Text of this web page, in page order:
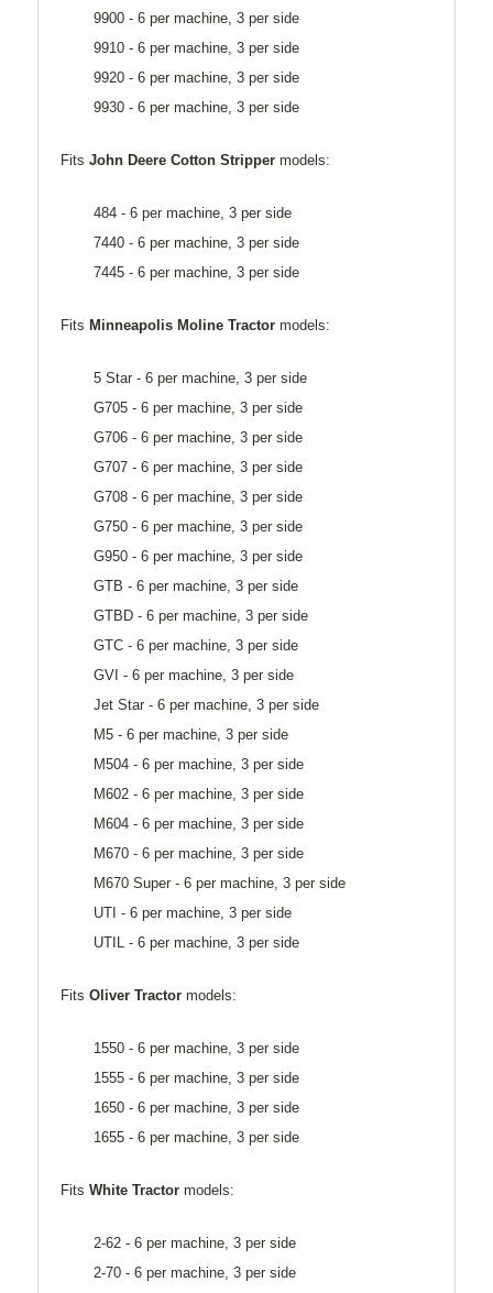
9900 - 6 per machine, 3 per side
9910 - 6 per machine, 3 per side
9920 - 6 per machine, 3 per side
9930 - 6 per machine, 3 per side
Fits John Deere Cotton Stripper models:
484 - 6 per machine, 3 per side
7440 - 6 per machine, 3 per side
7445 - 6 per machine, 3 per side
Fits Minneapolis Moline Tractor models:
5 Star - 6 per machine, 3 per side
G705 - 6 per machine, 3 per side
G706 - 6 per machine, 3 per side
G707 - 6 per machine, 3 per side
G708 - 6 per machine, 3 per side
G750 - 6 per machine, 3 per side
G950 - 6 per machine, 3 per side
GTB - 6 per machine, 3 per side
GTBD - 6 per machine, 3 per side
GTC - 6 per machine, 3 per side
GVI - 6 per machine, 3 per side
Jet Star - 6 per machine, 3 per side
M5 - 6 per machine, 3 per side
M504 - 6 per machine, 3 per side
M602 - 6 per machine, 3 per side
M604 - 6 per machine, 3 per side
M670 - 6 per machine, 3 per side
M670 Super - 6 per machine, 3 per side
UTI - 6 per machine, 3 per side
UTIL - 6 per machine, 3 per side
Fits Oliver Tractor models:
1550 - 6 per machine, 3 per side
1555 - 6 per machine, 3 per side
1650 - 6 per machine, 3 per side
1655 - 6 per machine, 3 per side
Fits White Tractor models:
2-62 - 6 per machine, 3 per side
2-70 - 6 per machine, 3 per side